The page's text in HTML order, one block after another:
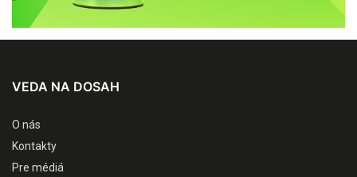
VEDA NA DOSAH
O nás
Kontakty
Pre médiá